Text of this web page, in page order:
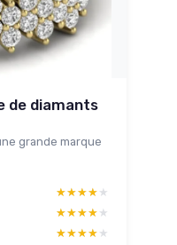
de diamants
grande marque
★★★★★
★★★★★
★★★★★
★★★★★
★★★★★
★★★★★